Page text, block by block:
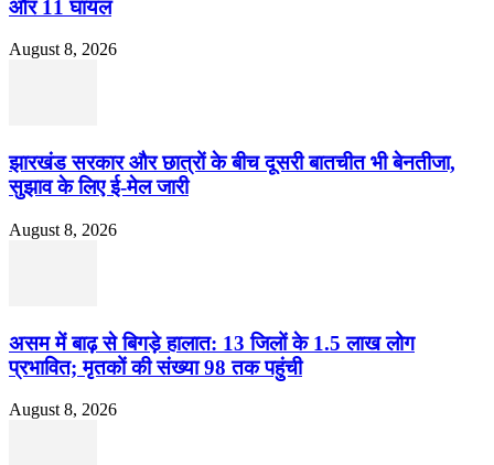
और 11 घायल
August 8, 2026
झारखंड सरकार और छात्रों के बीच दूसरी बातचीत भी बेनतीजा,
सुझाव के लिए ई-मेल जारी
August 8, 2026
असम में बाढ़ से बिगड़े हालात: 13 जिलों के 1.5 लाख लोग
प्रभावित; मृतकों की संख्या 98 तक पहुंची
August 8, 2026